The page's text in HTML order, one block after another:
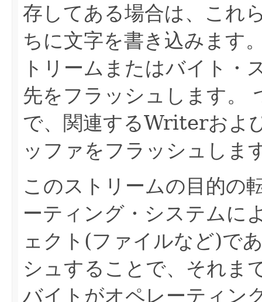
存してある場合は、これ
ちに文字を書き込みます
トリームまたはバイト・
先をフラッシュします。
で、関連するWriterお
ッファをフラッシュしま
このストリームの目的の
ーティング・システムに
ェクト(ファイルなど)で
シュすることで、それま
バイトがオペレーティン